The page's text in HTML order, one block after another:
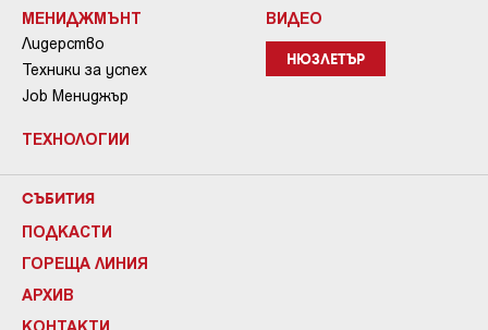
МЕНИДЖМЪНТ
Лидерство
Техники за успех
Job Мениджър
ТЕХНОЛОГИИ
ВИДЕО
НЮЗЛЕТЪР
СЪБИТИЯ
ПОДКАСТИ
ГОРЕЩА ЛИНИЯ
АРХИВ
КОНТАКТИ